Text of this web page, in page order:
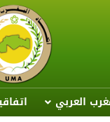
العربي